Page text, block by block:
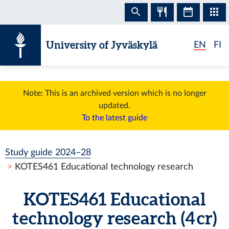
University of Jyväskylä EN FI
Note: This is an archived version which is no longer
updated.
To the latest guide
Study guide 2024–28
KOTES461 Educational technology research
KOTES461 Educational
technology research (4 cr)